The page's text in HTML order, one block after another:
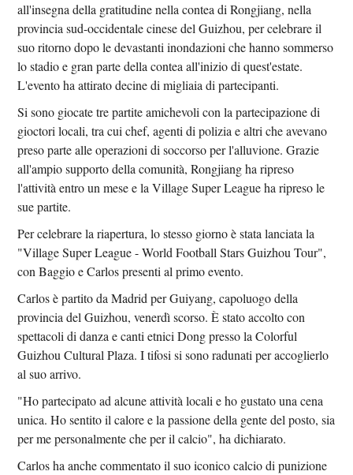
all'insegna della gratitudine nella contea di Rongjiang, nella
provincia sud-occidentale cinese del Guizhou, per celebrare il
suo ritorno dopo le devastanti inondazioni che hanno sommerso
lo stadio e gran parte della contea all'inizio di quest'estate.
L'evento ha attirato decine di migliaia di partecipanti.
Si sono giocate tre partite amichevoli con la partecipazione di
gioctori locali, tra cui chef, agenti di polizia e altri che avevano
preso parte alle operazioni di soccorso per l'alluvione. Grazie
all'ampio supporto della comunità, Rongjiang ha ripreso
l'attività entro un mese e la Village Super League ha ripreso le
sue partite.
Per celebrare la riapertura, lo stesso giorno è stata lanciata la
"Village Super League - World Football Stars Guizhou Tour",
con Baggio e Carlos presenti al primo evento.
Carlos è partito da Madrid per Guiyang, capoluogo della
provincia del Guizhou, venerdì scorso. È stato accolto con
spettacoli di danza e canti etnici Dong presso la Colorful
Guizhou Cultural Plaza. I tifosi si sono radunati per accoglierlo
al suo arrivo.
"Ho partecipato ad alcune attività locali e ho gustato una cena
unica. Ho sentito il calore e la passione della gente del posto, sia
per me personalmente che per il calcio", ha dichiarato.
Carlos ha anche commentato il suo iconico calcio di punizione